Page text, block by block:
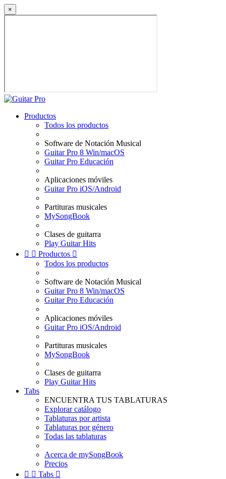
×
Productos
Todos los productos
Software de Notación Musical
Guitar Pro 8 Win/macOS
Guitar Pro Educación
Aplicaciones móviles
Guitar Pro iOS/Android
Partituras musicales
MySongBook
Clases de guitarra
Play Guitar Hits
  Productos 
Todos los productos
Software de Notación Musical
Guitar Pro 8 Win/macOS
Guitar Pro Educación
Aplicaciones móviles
Guitar Pro iOS/Android
Partituras musicales
MySongBook
Clases de guitarra
Play Guitar Hits
Tabs
ENCUENTRA TUS TABLATURAS
Explorar catálogo
Tablaturas por artista
Tablaturas por género
Todas las tablaturas
Acerca de mySongBook
Precios
  Tabs 